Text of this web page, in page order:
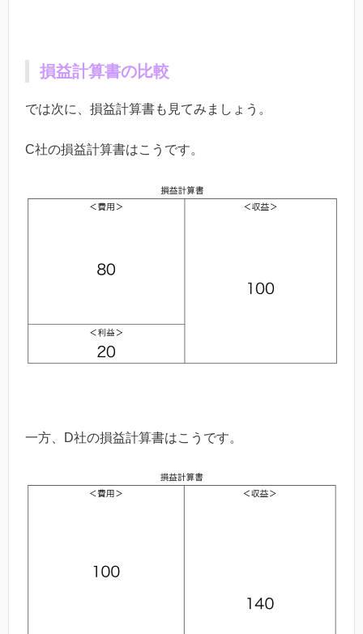
損益計算書の比較
では次に、損益計算書も見てみましょう。
C社の損益計算書はこうです。
一方、 D社の損益計算書はこうです。